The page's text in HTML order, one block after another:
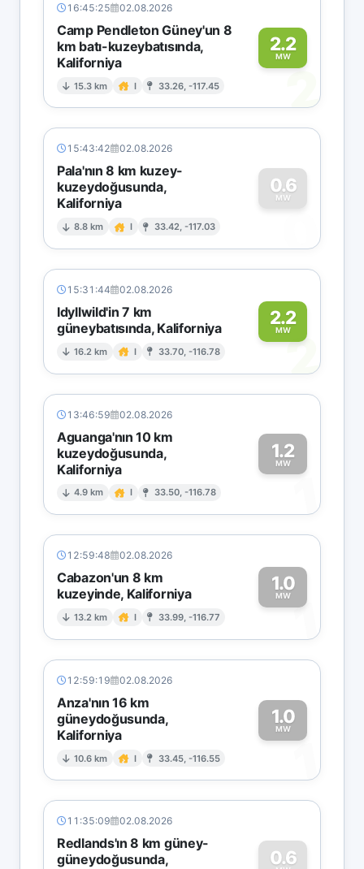
16:45:25 02.08.2026
Camp Pendleton Güney'un 8
km batı-kuzeybatısında,
Kaliforniya
15.3 km I 33.26, -117.45
2.2
MW
2
15:43:42 02.08.2026
Pala'nın 8 km kuzey-
kuzeydoğusunda,
Kaliforniya
8.8 km I 33.42, -117.03
0.6
MW
0
15:31:44 02.08.2026
Idyllwild'in 7 km
güneybatısında, Kaliforniya
16.2 km I 33.70, -116.78
2.2
MW2
13:46:59 02.08.2026
Aguanga'nın 10 km
kuzeydoğusunda,
Kaliforniya
4.9 km I 33.50, -116.78
1.2
MW
1
12:59:48 02.08.2026
Cabazon'un 8 km
kuzeyinde, Kaliforniya
13.2 km I 33.99, -116.77
1.0
MW1
12:59:19 02.08.2026
Anza'nın 16 km
güneydoğusunda,
Kaliforniya
10.6 km I 33.45, -116.55
1.0
MW
1
11:35:09 02.08.2026
Redlands'ın 8 km güney-
güneydoğusunda,
0.6